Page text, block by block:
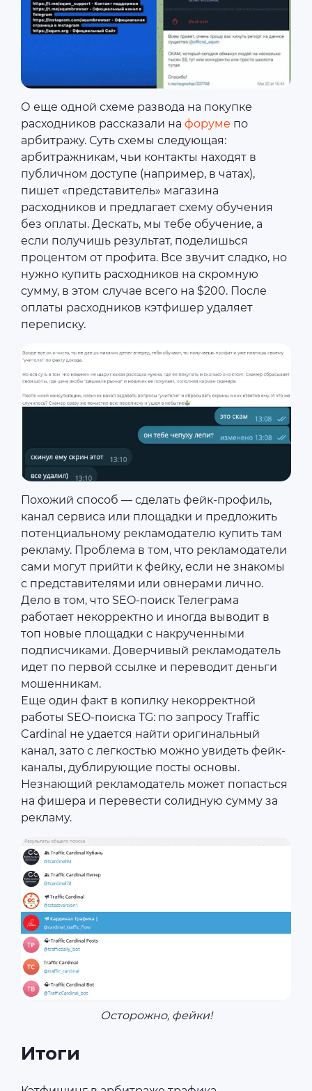
О еще одной схеме развода на покупке
расходников рассказали на форуме по
арбитражу. Суть схемы следующая:
арбитражникам, чьи контакты находят в
публичном доступе (например, в чатах),
пишет «представитель» магазина
расходников и предлагает схему обучения
без оплаты. Дескать, мы тебе обучение, а
если получишь результат, поделишься
процентом от профита. Все звучит сладко, но
нужно купить расходников на скромную
сумму, в этом случае всего на $200. После
оплаты расходников кэтфишер удаляет
переписку.
Похожий способ — сделать фейк-профиль,
канал сервиса или площадки и предложить
потенциальному рекламодателю купить там
рекламу. Проблема в том, что рекламодатели
сами могут прийти к фейку, если не знакомы
с представителями или овнерами лично.
Дело в том, что SEO-поиск Телеграма
работает некорректно и иногда выводит в
топ новые площадки с накрученными
подписчиками. Доверчивый рекламодатель
идет по первой ссылке и переводит деньги
мошенникам.
Еще один факт в копилку некорректной
работы SEO-поиска TG: по запросу Traffic
Cardinal не удается найти оригинальный
канал, зато с легкостью можно увидеть фейк-
каналы, дублирующие посты основы.
Незнающий рекламодатель может попасться
на фишера и перевести солидную сумму за
рекламу.
Осторожно, фейки!
Итоги